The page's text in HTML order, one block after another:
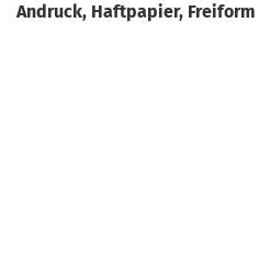
An­druck, Haft­pa­pier, Frei­form